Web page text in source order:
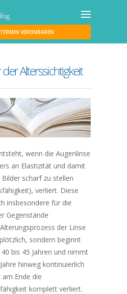
VEREINBAREN
Alterssichtigkeit
wenn die Augenlinse
an Elastizität und damit
scharf zu stellen
verliert. Diese
insbesondere für die
Gegenstände
der Linse
sondern beginnt
bis 45 Jahren und nimmt
hinweg kontinuierlich
Ende die
komplett verliert.